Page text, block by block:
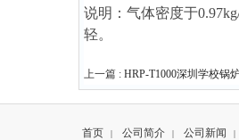
说明：气体密度于
轻。
上一篇 : HRP-T1000深圳学校锅
首页 | 公司简介 | 公司新闻 |